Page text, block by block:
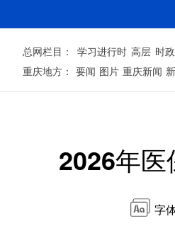
总网栏目： 学习进行时 高层 时政
重庆地方： 要闻 图片 重庆新闻
2026年
字